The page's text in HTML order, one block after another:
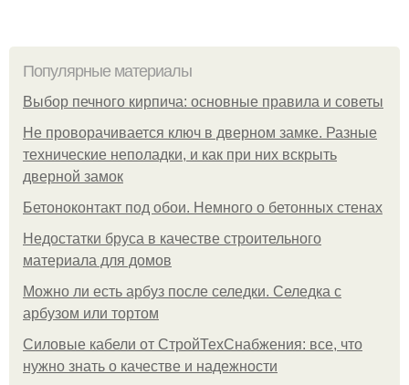
Популярные материалы
Выбор печного кирпича: основные правила и советы
Не проворачивается ключ в дверном замке. Разные
технические неполадки, и как при них вскрыть
дверной замок
Бетоноконтакт под обои. Немного о бетонных стенах
Недостатки бруса в качестве строительного
материала для домов
Можно ли есть арбуз после селедки. Селедка с
арбузом или тортом
Силовые кабели от СтройТехСнабжения: все, что
нужно знать о качестве и надежности